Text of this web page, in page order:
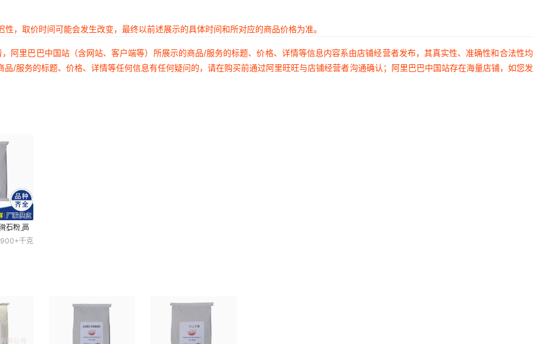
，取价时间可能会发生改变，最终以前述展示的具体时间和所对应的商品价格为准。
阿里巴巴中国站（含网站、客户端等）所展示的商品/服务的标题、价格、详情等信息内容系由店铺经营者发布，其真实性、准确性和合法性
/服务的标题、价格、详情等任何信息有任何疑问的，请在购买前通过阿里旺旺与店铺经营者沟通确认；阿里巴巴中国站存在海量店铺，如您
石粉 高
900+千克